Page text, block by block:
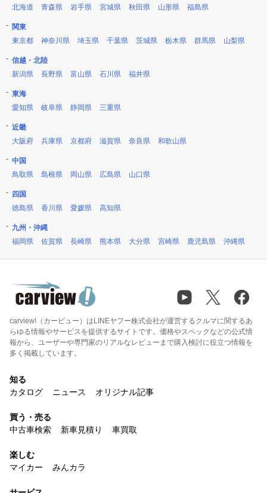
北海道
青森県 岩手県 宮城県 秋田県 山形県 福島県
関東
東京都
神奈川県 埼玉県 千葉県 茨城県 栃木県 群馬県 山梨県
信越・北陸
新潟県
長野県 富山県 石川県 福井県
東海
愛知県
岐阜県 静岡県 三重県
近畿
大阪府
兵庫県 京都府 滋賀県 奈良県 和歌山県
中国
鳥取県
島根県 岡山県 広島県 山口県
四国
徳島県
香川県 愛媛県 高知県
九州・沖縄
福岡県
佐賀県 長崎県 熊本県 大分県 宮崎県 鹿児島県 沖縄県
carview!（カービュー）はLINEヤフー株式会社が運営するクルマに関するあ
らゆる情報やサービスを提供するサイトです。価格やスペックなどの公式情
報から、ユーザーや専門家のリアルなレビューまで購入検討に役立つ情報を
多く掲載しています。
知る
カタログ
ニュース オリジナル記事
買う・売る
中古車検索
新車見積り 車買取
楽しむ
マイカー
みんカラ